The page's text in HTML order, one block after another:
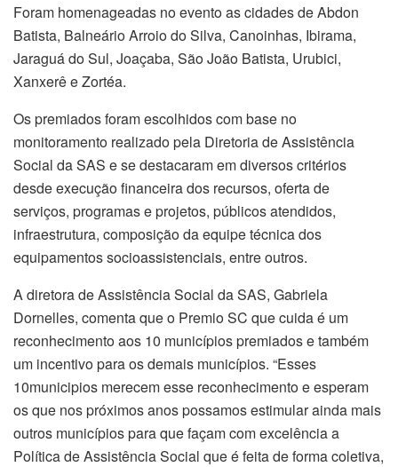
Foram homenageadas no evento as cidades de Abdon
Batista, Balneário Arroio do Silva, Canoinhas, Ibirama,
Jaraguá do Sul, Joaçaba, São João Batista, Urubici,
Xanxerê e Zortéa.
Os premiados foram escolhidos com base no
monitoramento realizado pela Diretoria de Assistência
Social da SAS e se destacaram em diversos critérios
desde execução financeira dos recursos, oferta de
serviços, programas e projetos, públicos atendidos,
infraestrutura, composição da equipe técnica dos
equipamentos socioassistenciais, entre outros.
A diretora de Assistência Social da SAS, Gabriela
Dornelles, comenta que o Premio SC que cuida é um
reconhecimento aos 10 municípios premiados e também
um incentivo para os demais municípios. “Esses
10municipios merecem esse reconhecimento e esperam
os que nos próximos anos possamos estimular ainda mais
outros municípios para que façam com excelência a
Política de Assistência Social que é feita de forma coletiva,